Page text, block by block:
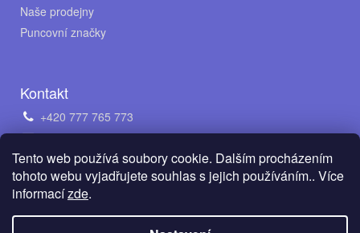
Tento web používá soubory cookie. Dalším procházením
tohoto webu vyjadřujete souhlas s jejich používáním.. Více
informacízde.
Naše prodejny
Puncovní značky
Kontakt
+420 777 765 773
obchod@avento.cz
Napište nám na WhatsApp